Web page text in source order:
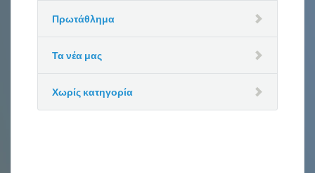
Πρωτάθλημα
Τα νέα μας
Χωρίς κατηγορία